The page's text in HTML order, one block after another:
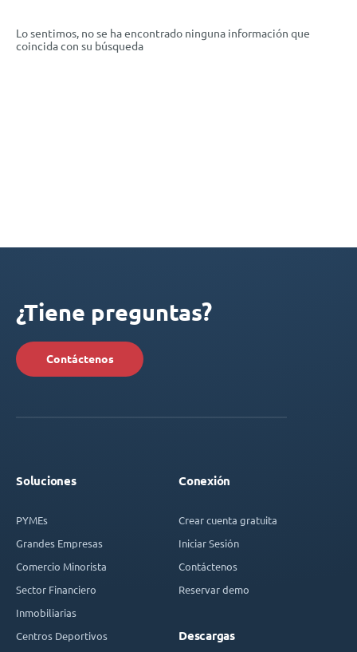
Lo sentimos, no se ha encontrado ninguna información que
coincida con su búsqueda
¿Tiene preguntas?
Contáctenos
Soluciones
PYMEs
Grandes Empresas
Comercio Minorista
Sector Financiero
Inmobiliarias
Centros Deportivos
Conexión
Crear cuenta gratuita
Iniciar Sesión
Contáctenos
Reservar demo
Descargas